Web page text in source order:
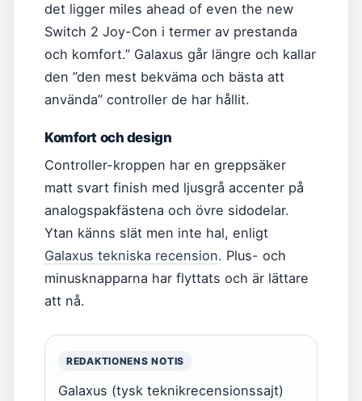
det ligger miles ahead of even the new
Switch 2 Joy-Con i termer av prestanda
och komfort.” Galaxus går längre och kallar
den ”den mest bekväma och bästa att
använda” controller de har hållit.
Komfort och design
Controller-kroppen har en greppsäker
matt svart finish med ljusgrå accenter på
analogspakfästena och övre sidodelar.
Ytan känns slät men inte hal, enligt
Galaxus tekniska recension. Plus- och
minusknapparna har flyttats och är lättare
att nå.
REDAKTIONENS NOTIS
Galaxus (tysk teknikrecensionssajt)